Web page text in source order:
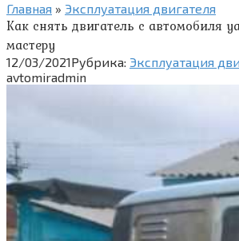
Главная » Эксплуатация двигателя
Как снять двигатель с автомобиля
мастеру
12/03/2021Рубрика: Эксплуатация
avtomiradmin